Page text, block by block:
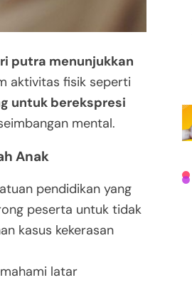
putra menunjukkan
aktivitas fisik seperti
untuk berekspresi
mental.
Anak
pendidikan yang
peserta untuk tidak
kasus kekerasan
latar